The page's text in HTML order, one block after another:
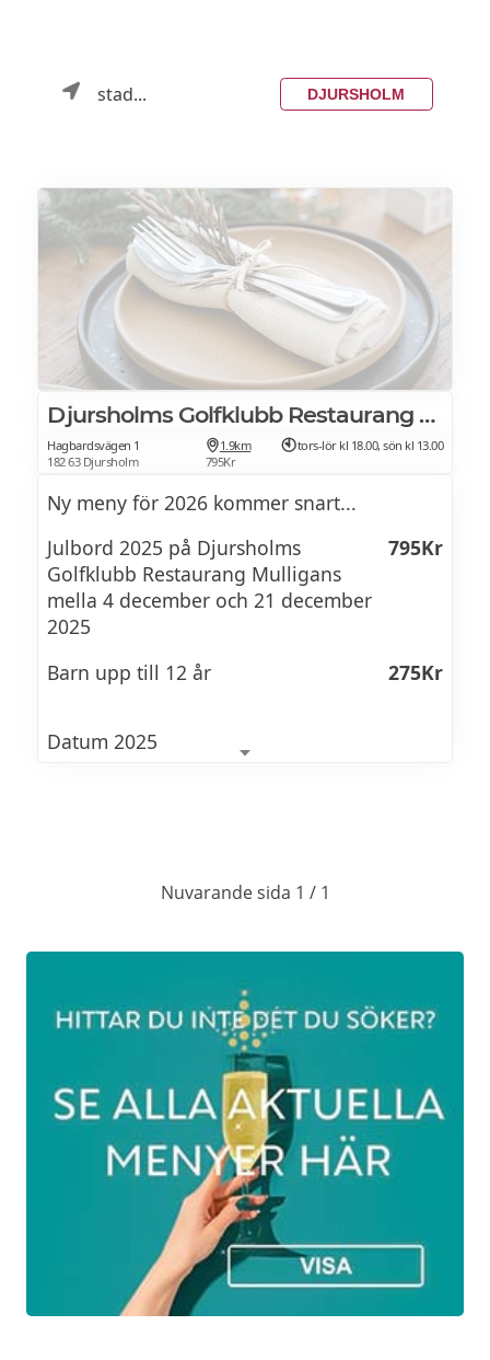
stad... DJURSHOLM
Djursholms Golfklubb Restaurang Mulligans
Hagbardsvägen 1
182 63 Djursholm
1.9km
tors-lör kl 18.00, sön kl 13.00
795Kr
Ny meny för 2026 kommer snart...
Julbord 2025 på Djursholms
Golfklubb Restaurang Mulligans
mella 4 december och 21 december
2025
795Kr
Barn upp till 12 år 275Kr
Datum 2025
JULBORDSMENY 2025
På menyn står alla klassiker och mycket
mer, vi har även vegetariska alternativ.
Branteviks sill
Nuvarande sida 1 / 1